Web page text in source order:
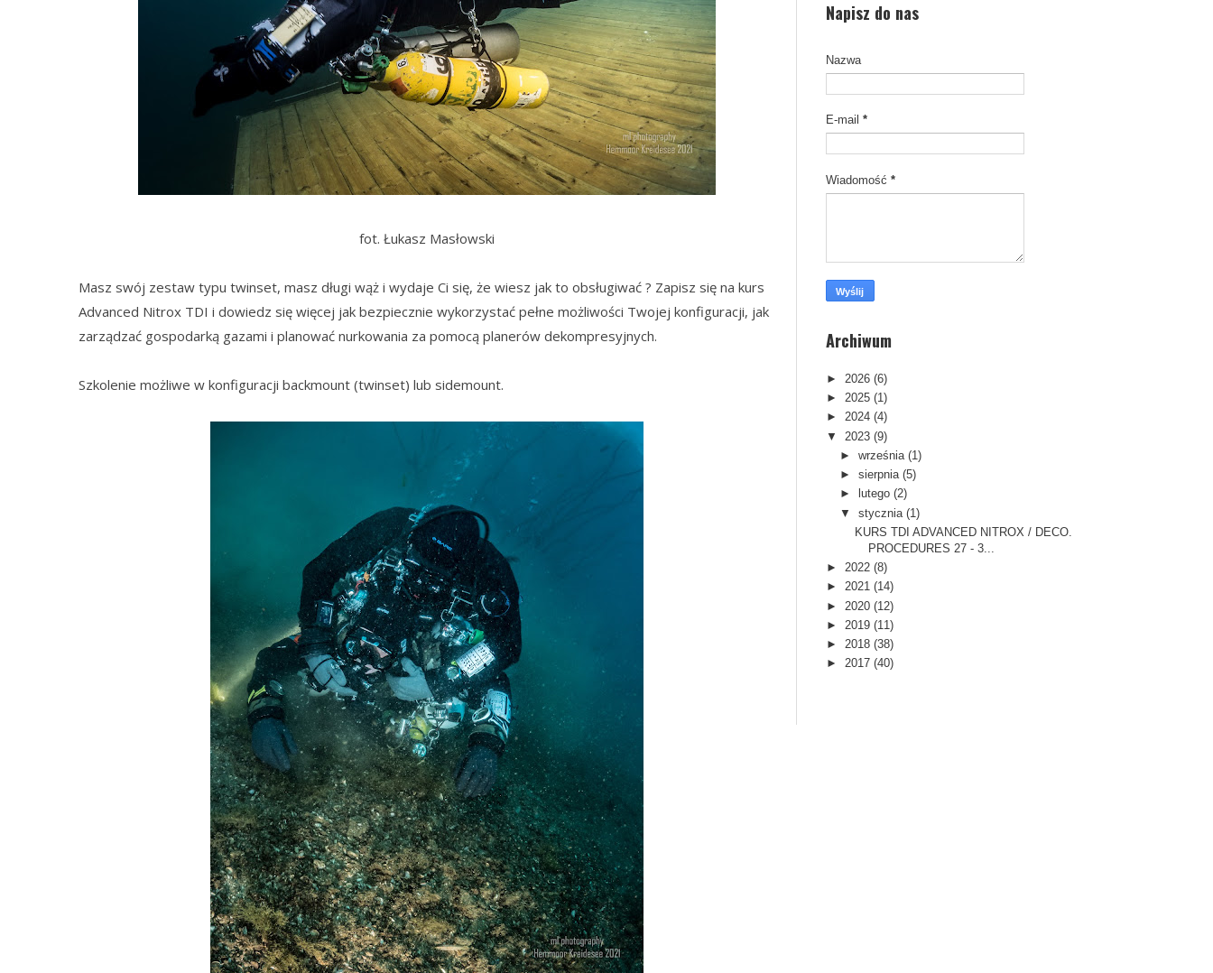
fot. Łukasz Masłowski
Masz swój zestaw typu twinset, masz długi wąż i wydaje Ci się, że wiesz jak to obsługiwać ? Zapisz się na kurs
Advanced Nitrox TDI i dowiedz się więcej jak bezpiecznie wykorzystać pełne możliwości Twojej konfiguracji, jak
zarządzać gospodarką gazami i planować nurkowania za pomocą planerów dekompresyjnych.
Szkolenie możliwe w konfiguracji backmount (twinset) lub sidemount.
Napisz do nas
Nazwa
E-mail *
Wiadomość *
Archiwum
► 2026 (6)
► 2025 (1)
► 2024 (4)
▼
2023 (9)
►września (1)
►sierpnia (5)
►
lutego (2)
▼
stycznia (1)
KURS TDI ADVANCED NITROX / DECO.
PROCEDURES 27 - 3...
► 2022 (8)
► 2021 (14)
► 2020 (12)
► 2019 (11)
► 2018 (38)
► 2017 (40)